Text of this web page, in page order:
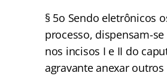
§ 5o Sendo eletrônicos
processo, dispensam-
nos incisos I e II do
agravante anexar